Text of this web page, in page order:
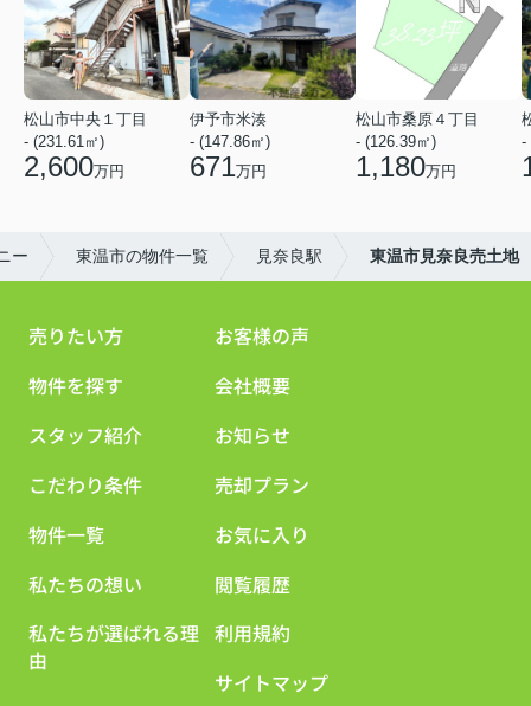
松山市中央１丁目
- (231.61㎡)
2,600万円
伊予市米湊
- (147.86㎡)
671万円
松山市桑原４丁目
- (126.39㎡)
1,180万円
-
ー 東温市の物件一覧 見奈良駅 東温市見奈良売土地
売りたい方
物件を探す
スタッフ紹介
こだわり条件
物件一覧
私たちの想い
私たちが選ばれる理
由
お客様の声
会社概要
お知らせ
売却プラン
お気に入り
閲覧履歴
利用規約
サイトマップ